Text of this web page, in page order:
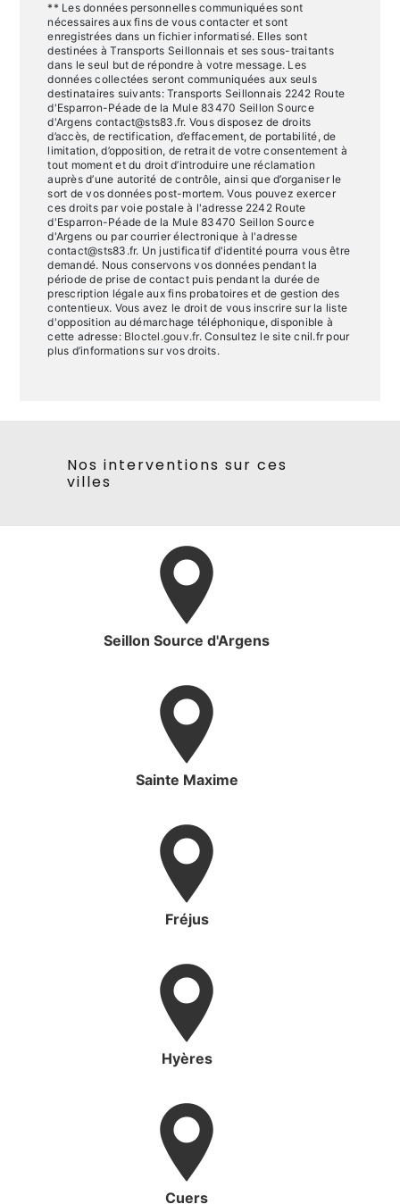
** Les données personnelles communiquées sont
nécessaires aux fins de vous contacter et sont
enregistrées dans un fichier informatisé. Elles sont
destinées à Transports Seillonnais et ses sous-traitants
dans le seul but de répondre à votre message. Les
données collectées seront communiquées aux seuls
destinataires suivants: Transports Seillonnais 2242 Route
d'Esparron-Péade de la Mule 83470 Seillon Source
d'Argens contact@sts83.fr. Vous disposez de droits
d’accès, de rectification, d’effacement, de portabilité, de
limitation, d’opposition, de retrait de votre consentement à
tout moment et du droit d’introduire une réclamation
auprès d’une autorité de contrôle, ainsi que d’organiser le
sort de vos données post-mortem. Vous pouvez exercer
ces droits par voie postale à l'adresse 2242 Route
d'Esparron-Péade de la Mule 83470 Seillon Source
d'Argens ou par courrier électronique à l'adresse
contact@sts83.fr. Un justificatif d'identité pourra vous être
demandé. Nous conservons vos données pendant la
période de prise de contact puis pendant la durée de
prescription légale aux fins probatoires et de gestion des
contentieux. Vous avez le droit de vous inscrire sur la liste
d'opposition au démarchage téléphonique, disponible à
cette adresse: Bloctel.gouv.fr. Consultez le site cnil.fr pour
plus d’informations sur vos droits.
Nos interventions sur ces
villes
Seillon Source d'Argens
Sainte Maxime
Fréjus
Hyères
Cuers